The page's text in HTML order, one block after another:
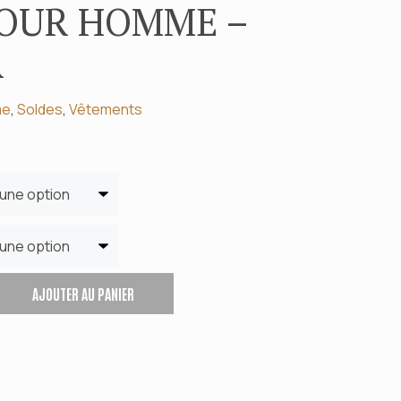
NOUS !
HOMME –
, Soldes, Vêtements
AJOUTER AU PANIER